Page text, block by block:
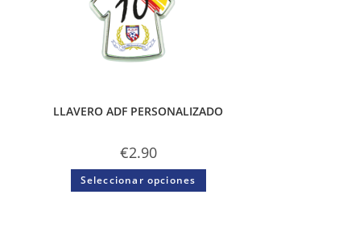
LLAVERO ADF PERSONALIZADO
€2.90
Seleccionar opciones